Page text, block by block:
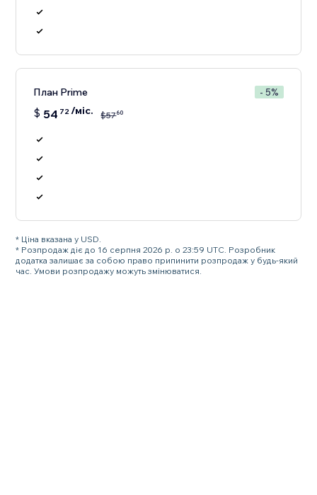
План Prime - 5%
$ 54 72/міс. $5760
* Ціна вказана у USD.
* Розпродаж діє до 16 серпня 2026 р. о 23:59 UTC. Розробник
додатка залишає за собою право припинити розпродаж у будь-який
час. Умови розпродажу можуть змінюватися.